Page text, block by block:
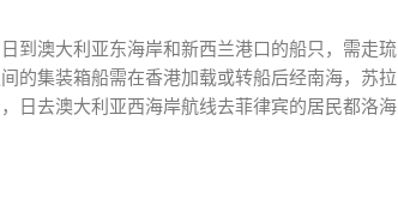
到澳大利亚东海岸和新西兰港口的船只，需走琉
的集装箱船需在香港加载或转船后经南海，苏拉
日去澳大利亚西海岸航线去菲律宾的居民都洛海